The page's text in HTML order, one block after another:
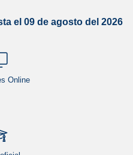
el 09 de agosto del 2026
Online